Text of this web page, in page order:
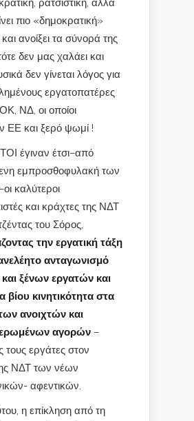
ρατσιστική, αλλά
πιο «δημοκρατική»
ανοίξει τα σύνορά της
δεν μας χαλάει και
δεν γίνεται λόγος για
εργατοπατέρες
ΝΔ, οι οποίοι
ΕΕ και ξερό ψωμί !
έγιναν έτσι–από
εμπροσθοφυλακή των
καλύτεροι
και κράχτες της ΝΔΤ
του Σόρος,
την εργατική τάξη
ανταγωνισμό
ξένων εργατών και
βίου κινητικότητα στα
ανοιχτών και
αγορών –
τους εργάτες στον
ΝΔΤ των νέων
αφεντικών.
η επίκληση από τη